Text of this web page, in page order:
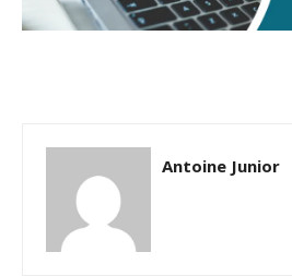
Antoine Junior